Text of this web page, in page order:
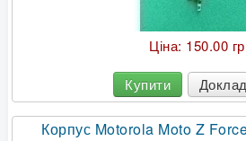
Ціна: 150.00
Купити
Корпус Motorola Moto Z